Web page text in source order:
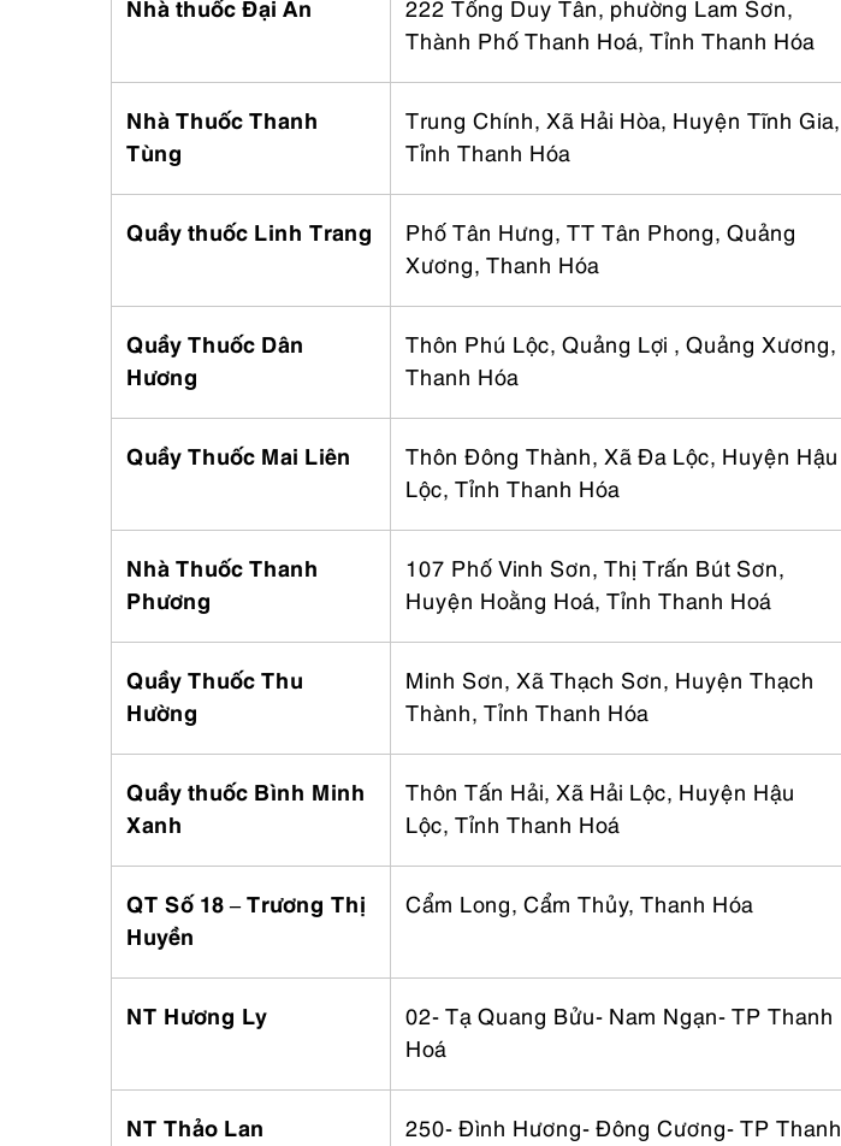
Nhà thuốc Đại An
222 Tống Duy Tân, phường Lam Sơn,
Thành Phố Thanh Hoá, Tỉnh Thanh Hóa
Nhà Thuốc Thanh
Tùng
Trung Chính, Xã Hải Hòa, Huyện Tĩnh Gia,
Tỉnh Thanh Hóa
Quầy thuốc Linh Trang
Phố Tân Hưng, TT Tân Phong, Quảng
Xương, Thanh Hóa
Quầy Thuốc Dân
Hương
Thôn Phú Lộc, Quảng Lợi , Quảng Xương,
Thanh Hóa
Quầy Thuốc Mai Liên
Thôn Đông Thành, Xã Đa Lộc, Huyện Hậu
Lộc, Tỉnh Thanh Hóa
Nhà Thuốc Thanh
Phương
107 Phố Vinh Sơn, Thị Trấn Bút Sơn,
Huyện Hoằng Hoá, Tỉnh Thanh Hoá
Quầy Thuốc Thu
Hường
Minh Sơn, Xã Thạch Sơn, Huyện Thạch
Thành, Tỉnh Thanh Hóa
Quầy thuốc Bình Minh
Xanh
Thôn Tấn Hải, Xã Hải Lộc, Huyện Hậu
Lộc, Tỉnh Thanh Hoá
QT Số 18 – Trương Thị
Huyền
Cẩm Long, Cẩm Thủy, Thanh Hóa
NT Hương Ly
02- Tạ Quang Bửu- Nam Ngạn- TP Thanh
Hoá
NT Thảo Lan
250- Đình Hương- Đông Cương- TP Thanh